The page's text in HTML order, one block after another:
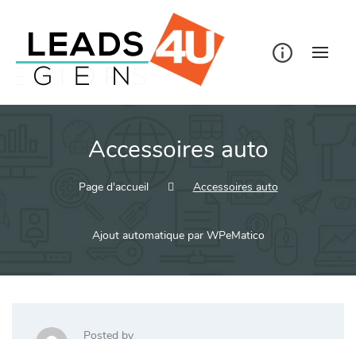
Accessoires auto
Page d'accueil Accessoires auto
Ajout automatique par WPeMatico
Posted by